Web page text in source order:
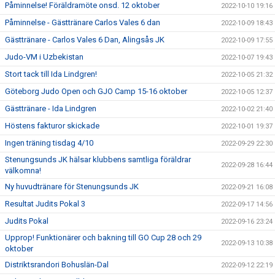
Påminnelse! Föräldramöte onsd. 12 oktober 2022-10-10 19:16
Påminnelse - Gästtränare Carlos Vales 6 dan 2022-10-09 18:43
Gästtränare - Carlos Vales 6 Dan, Alingsås JK 2022-10-09 17:55
Judo-VM i Uzbekistan 2022-10-07 19:43
Stort tack till Ida Lindgren! 2022-10-05 21:32
Göteborg Judo Open och GJO Camp 15-16 oktober 2022-10-05 12:37
Gästtränare - Ida Lindgren 2022-10-02 21:40
Höstens fakturor skickade 2022-10-01 19:37
Ingen träning tisdag 4/10 2022-09-29 22:30
Stenungsunds JK hälsar klubbens samtliga föräldrar
välkomna!
2022-09-28 16:44
Ny huvudtränare för Stenungsunds JK 2022-09-21 16:08
Resultat Judits Pokal 3 2022-09-17 14:56
Judits Pokal 2022-09-16 23:24
Upprop! Funktionärer och bakning till GO Cup 28 och 29
oktober
2022-09-13 10:38
Distriktsrandori Bohuslän-Dal 2022-09-12 22:19